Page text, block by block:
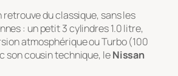
retrouve du classique, sans les
: un petit 3 cylindres 1.0 litre,
atmosphérique ou Turbo (100
son cousin technique, leNissan